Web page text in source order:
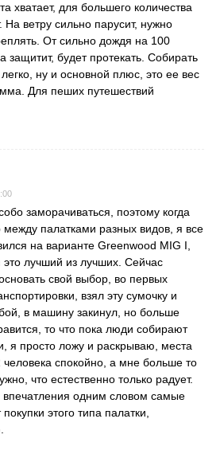
хватает, для большего количества
На ветру сильно парусит, нужно
От сильно дождя на 100
защитит, будет протекать. Собирать
ну и основной плюс, это ее вес
Для пеших путешествий
заморачиваться, поэтому когда
между палатками разных видов, я все
на варианте Greenwood MIG I,
это лучший из лучших. Сейчас
свой выбор, во первых
взял эту сумочку и
в машину закинул, но больше
то что пока люди собирают
я просто ложу и раскрываю, места
человека спокойно, а мне больше то
что естественно только радует.
одним словом самые
этого типа палатки,